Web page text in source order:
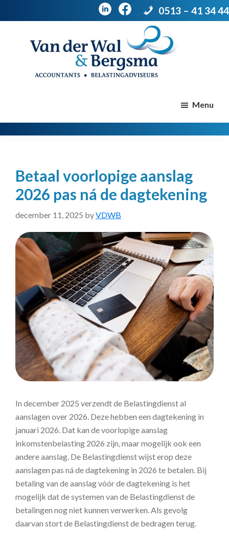
0513 – 41 34 44
Menu
Betaal voorlopige aanslag
2026 pas ná de dagtekening
december 11, 2025 byVDWB
In december 2025 verzendt de Belastingdienst al
aanslagen over 2026. Deze hebben een dagtekening in
januari 2026. Dat kan de voorlopige aanslag
inkomstenbelasting 2026 zijn, maar mogelijk ook een
andere aanslag. De Belastingdienst wijst erop deze
aanslagen pas ná de dagtekening in 2026 te betalen. Bij
betaling van de aanslag vóór de dagtekening is het
mogelijk dat de systemen van de Belastingdienst de
betalingen nog niet kunnen verwerken. Als gevolg
daarvan stort de Belastingdienst de bedragen terug.